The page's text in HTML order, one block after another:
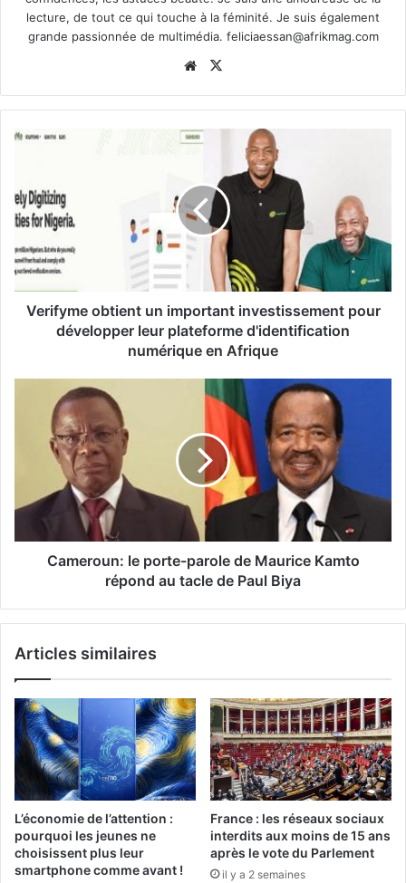
lecture, de tout ce qui touche à la féminité. Je suis également
grande passionnée de multimédia. feliciaessan@afrikmag.com
Website
Verifyme obtient un important investissement pour
développer leur plateforme d'identification
numérique en Afrique
Cameroun: le porte-parole de Maurice Kamto
répond au tacle de Paul Biya
Articles similaires
L’économie de l’attention :
pourquoi les jeunes ne
choisissent plus leur
smartphone comme avant !
France : les réseaux sociaux
interdits aux moins de 15 ans
après le vote du Parlement
il y a 2 semaines